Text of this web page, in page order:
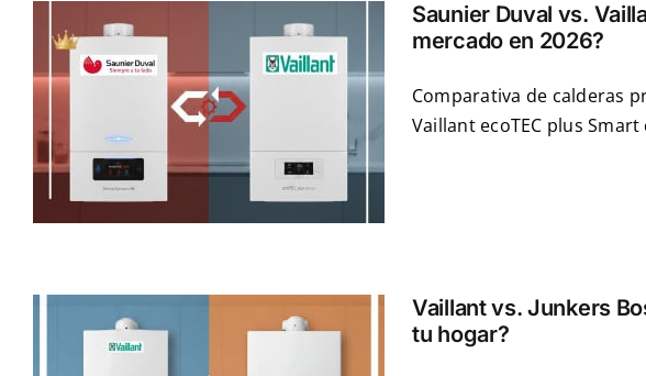
Saunier Duval vs.
mercado en 2026?
Comparativa de calderas
Vaillant ecoTEC plus
Vaillant vs. Junkers
tu hogar?